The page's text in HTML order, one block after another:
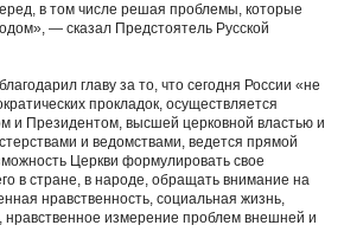
в том числе решая проблемы, которые
― сказал Предстоятель Русской
главу за то, что сегодня России «не
прокладок, осуществляется
и Президентом, высшей церковной властью и
и ведомствами, ведется прямой
Церкви формулировать свое
в стране, в народе, обращать внимание на
нравственность, социальная жизнь,
нравственное измерение проблем внешней и